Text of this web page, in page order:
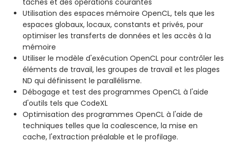
tâches et des opérations courantes
Utilisation des espaces mémoire OpenCL, tels que les
espaces globaux, locaux, constants et privés, pour
optimiser les transferts de données et les accès à la
mémoire
Utiliser le modèle d'exécution OpenCL pour contrôler les
éléments de travail, les groupes de travail et les plages
ND qui définissent le parallélisme.
Débogage et test des programmes OpenCL à l'aide
d'outils tels que CodeXL
Optimisation des programmes OpenCL à l'aide de
techniques telles que la coalescence, la mise en
cache, l'extraction préalable et le profilage.